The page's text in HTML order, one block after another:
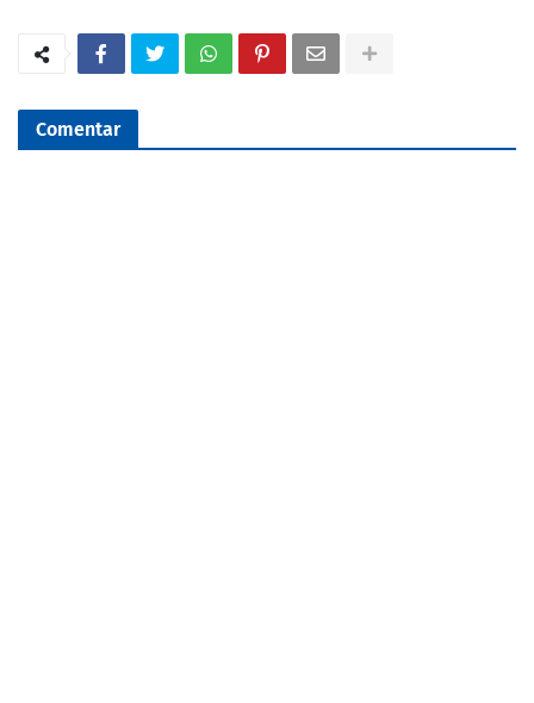
Comentar